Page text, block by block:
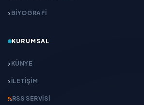
BİYOGRAFİ
KURUMSAL
KÜNYE
İLETIŞIM
RSS SERVISI